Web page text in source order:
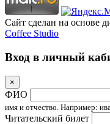
Сайт сделан на основе
Coffee Studio
Вход в личный
×
ФИО
имя и отчество. Например:
Читательский билет